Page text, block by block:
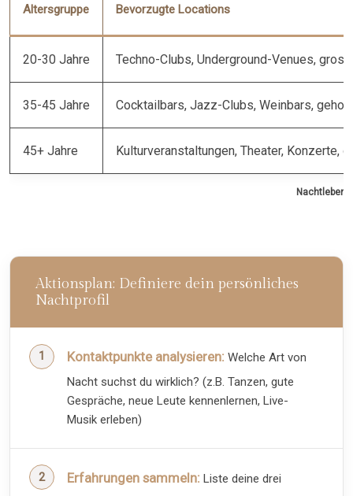
Nachtleben-
Altersgruppe Bevorzugte Locations
20-30 Jahre Techno-Clubs, Underground-Venues,
35-45 Jahre Cocktailbars, Jazz-Clubs, Weinbars,
45+ Jahre Kulturveranstaltungen, Theater, Konzerte,
Aktionsplan: Definiere dein persönliches
Nachtprofil
Kontaktpunkte analysieren: Welche Art von
Nacht suchst du wirklich? (z.B. Tanzen, gute
Gespräche, neue Leute kennenlernen, Live-
Musik erleben)
Erfahrungen sammeln: Liste deine drei